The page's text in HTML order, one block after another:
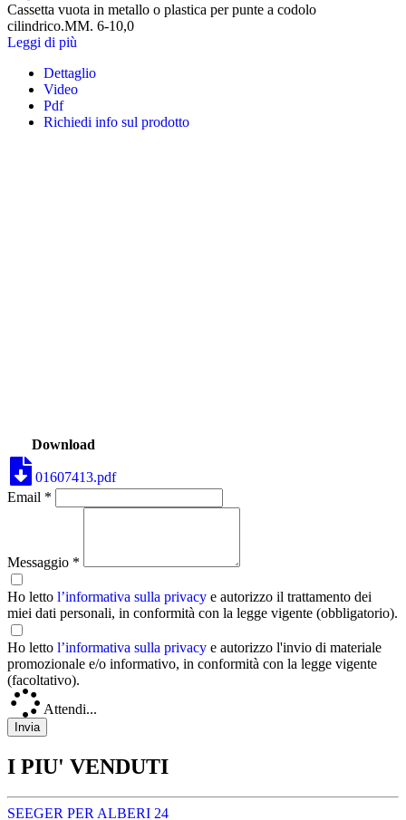
Cassetta vuota in metallo o plastica per punte a codolo
cilindrico.MM. 6-10,0
Leggi di più
Dettaglio
Video
Pdf
Richiedi info sul prodotto
Download
01607413.pdf
Email *
Messaggio *
Ho letto l’informativa sulla privacy e autorizzo il trattamento dei
miei dati personali, in conformità con la legge vigente (obbligatorio).
Ho letto l’informativa sulla privacy e autorizzo l'invio di materiale
promozionale e/o informativo, in conformità con la legge vigente
(facoltativo).
Attendi...
I PIU' VENDUTI
SEEGER PER ALBERI 24